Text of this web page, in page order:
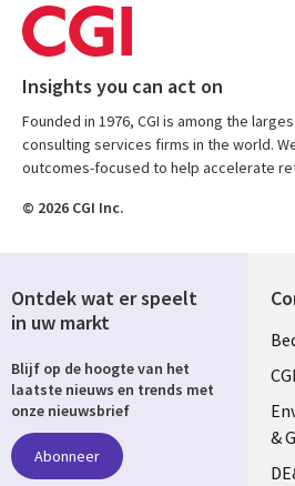
Insights you can act on
Founded in 1976, CGI is among the
consulting services firms in the world.
outcomes-focused to help accelerate
© 2026 CGI Inc.
&
Ontdek wat er speelt
in uw markt
Blijf op de hoogte van het
laatste nieuws en trends met
onze nieuwsbrief
Abonneer